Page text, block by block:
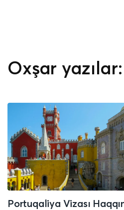
Oxşar yazılar:
Portuqaliya Vizası